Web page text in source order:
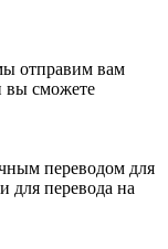
отправим вам
вы сможете
переводом для
для перевода на